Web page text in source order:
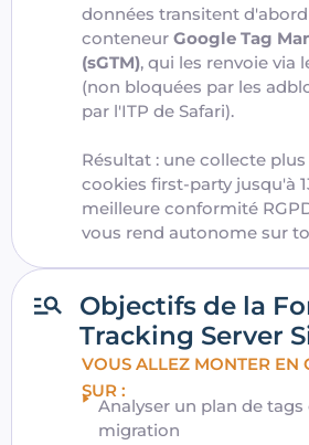
données transitent
conteneur Google Tag
(sGTM), qui les renvoie via
(non bloquées par les
par l'ITP de Safari).
Résultat : une collecte
cookies first-party jusqu'à
meilleure conformité
vous rend autonome sur
Objectifs de la
Tracking Server
VOUS ALLEZ MONTER EN
SUR :
Analyser un plan de
migration